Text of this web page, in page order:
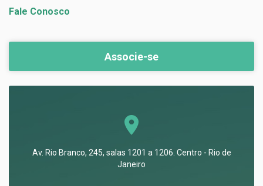
Fale Conosco
Associe-se
Av. Rio Branco, 245, salas 1201 a 1206. Centro - Rio de
Janeiro